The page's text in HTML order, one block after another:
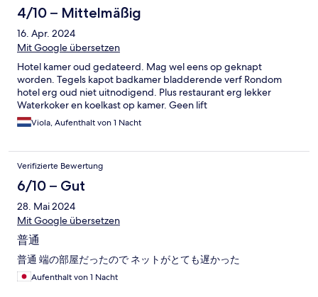
4/10 – Mittelmäßig
16. Apr. 2024
Mit Google übersetzen
Hotel kamer oud gedateerd. Mag wel eens op geknapt
worden. Tegels kapot badkamer bladderende verf Rondom
hotel erg oud niet uitnodigend. Plus restaurant erg lekker
Waterkoker en koelkast op kamer. Geen lift
Viola, Aufenthalt von 1 Nacht
Verifizierte Bewertung
6/10 – Gut
28. Mai 2024
Mit Google übersetzen
普通
普通 端の部屋だったので ネットがとても遅かった
Aufenthalt von 1 Nacht